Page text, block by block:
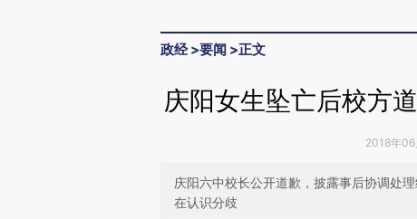
政经>要闻 >正文
庆阳女生坠亡后校方
2018年
庆阳六中校长公开道歉，披露事后协调处
在认识分歧